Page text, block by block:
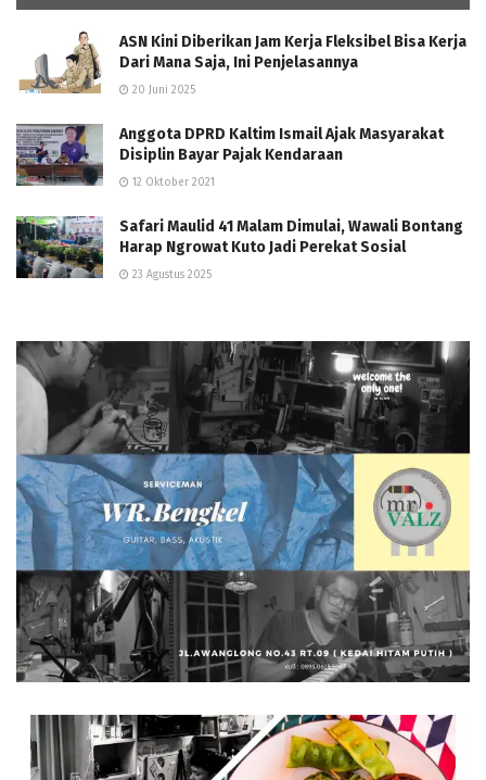
ASN Kini Diberikan Jam Kerja Fleksibel Bisa Kerja
Dari Mana Saja, Ini Penjelasannya
20 Juni 2025
Anggota DPRD Kaltim Ismail Ajak Masyarakat
Disiplin Bayar Pajak Kendaraan
12 Oktober 2021
Safari Maulid 41 Malam Dimulai, Wawali Bontang
Harap Ngrowat Kuto Jadi Perekat Sosial
23 Agustus 2025